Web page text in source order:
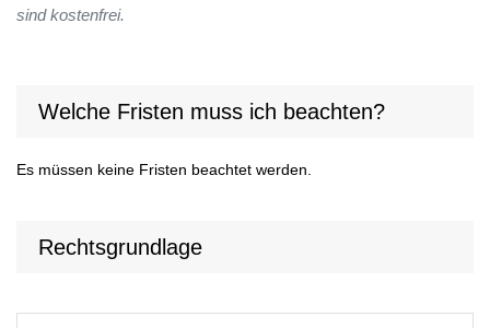
sind kostenfrei.
Welche Fristen muss ich beachten?
Es müssen keine Fristen beachtet werden.
Rechtsgrundlage